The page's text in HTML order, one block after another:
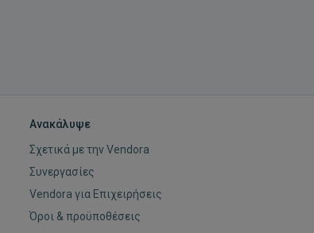
Ανακάλυψε
Σχετικά με την Vendora
Συνεργασίες
Vendora για Επιχειρήσεις
Όροι & προϋποθέσεις